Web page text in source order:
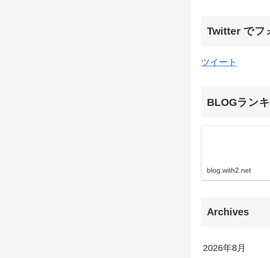
Twitter でフ
ツイート
BLOGラン
blog.with2.net
Archives
2026年8月